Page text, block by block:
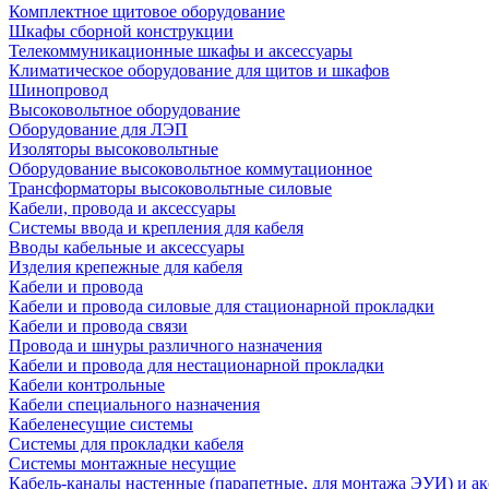
Комплектное щитовое оборудование
Шкафы сборной конструкции
Телекоммуникационные шкафы и аксессуары
Климатическое оборудование для щитов и шкафов
Шинопровод
Высоковольтное оборудование
Оборудование для ЛЭП
Изоляторы высоковольтные
Оборудование высоковольтное коммутационное
Трансформаторы высоковольтные силовые
Кабели, провода и аксессуары
Системы ввода и крепления для кабеля
Вводы кабельные и аксессуары
Изделия крепежные для кабеля
Кабели и провода
Кабели и провода силовые для стационарной прокладки
Кабели и провода связи
Провода и шнуры различного назначения
Кабели и провода для нестационарной прокладки
Кабели контрольные
Кабели специального назначения
Кабеленесущие системы
Системы для прокладки кабеля
Системы монтажные несущие
Кабель-каналы настенные (парапетные, для монтажа ЭУИ) и